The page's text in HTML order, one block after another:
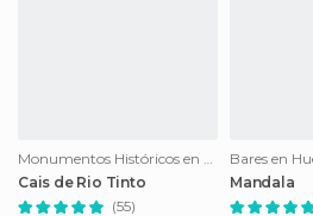
Monumentos Históricos en Huelva
Cais de Rio Tinto
(55)
Bares en
Mandala